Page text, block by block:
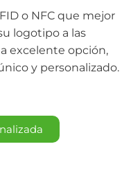
o NFC que mejor
logotipo a las
excelente opción,
y personalizado.